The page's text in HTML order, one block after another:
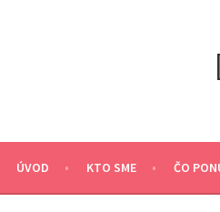
ÚVOD KTO SME ČO